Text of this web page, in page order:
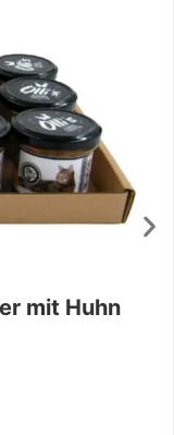
mit Huhn